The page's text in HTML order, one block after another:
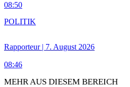
08:50
Rapporteur | 7. August 2026
08:46
POLITIK
MEHR AUS DIESEM BEREICH